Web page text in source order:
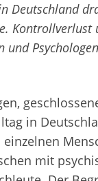
Deutschland
Kontrollverlust
in
mit